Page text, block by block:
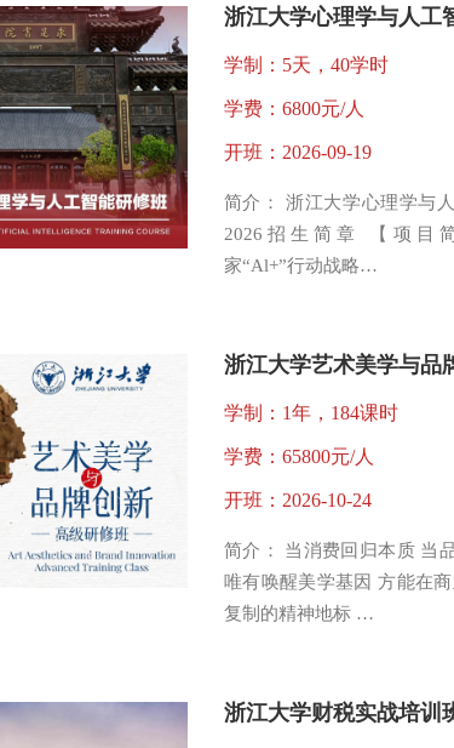
浙江大学心理学与人工
学制：5天，40学时
学费：6800元/人
开班：2026-09-19
简介： 浙江大学心理学与
2026招生简章 【项目
家“Al+”行动战略…
学制：1年，184课时
学费：65800元/人
开班：2026-10-24
简介： 当消费回归本质 当
唯有唤醒美学基因 方能在
复制的精神地标 …
浙江大学财税实战培训